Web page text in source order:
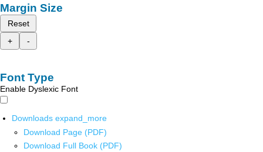
Margin Size
Reset
+
-
Font Type
Enable Dyslexic Font
Downloads expand_more
Download Page (PDF)
Download Full Book (PDF)